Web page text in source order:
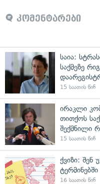
კომენტარები
საია:
საქმეზე
15 საათის წინ
ირაკლი
თითქოს
შექმნილი
15 საათის წინ
ქვიზი: შენ
16 საათის წინ